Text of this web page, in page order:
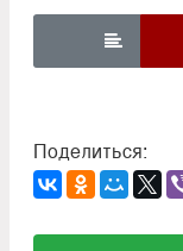

Поделиться: